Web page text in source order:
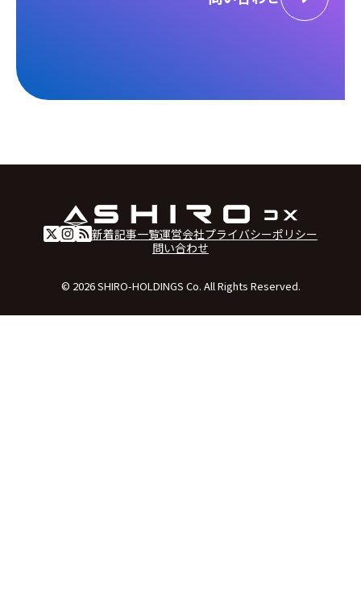
新着記事一覧運営会社プライバシーポリシー
問い合わせ
© 2026 SHIRO-HOLDINGS Co. All Rights Reserved.